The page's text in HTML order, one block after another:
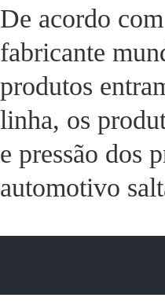
De acordo
fabricante
produtos
linha, os
e pressão dos
automotivo